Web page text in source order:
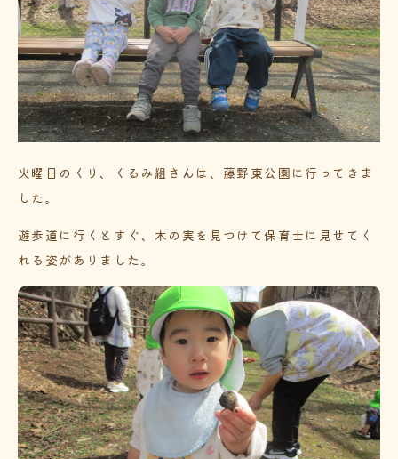
火曜日のくり、くるみ組さんは、藤野東公園に行ってきま
した。
遊歩道に行くとすぐ、木の実を見つけて保育士に見せてく
れる姿がありました。